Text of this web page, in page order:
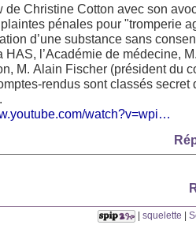
de Christine Cotton avec son
pénales pour "tromperie
d’une substance sans
HAS, l’Académie de médecine,
M. Alain Fischer (président du
rendus sont classés secret
watch?v=wpi…
squelette